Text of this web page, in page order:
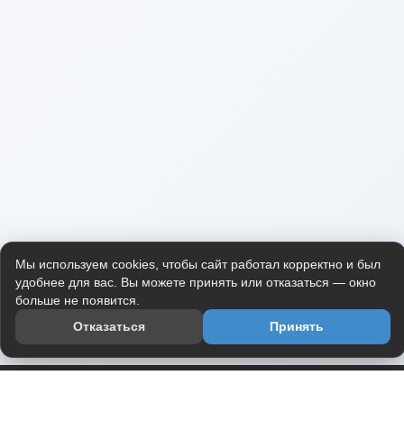
Мы используем cookies, чтобы сайт работал корректно и был
удобнее для вас. Вы можете принять или отказаться — окно
больше не появится.
Отказаться
Принять